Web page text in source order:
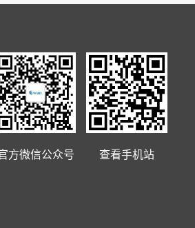
方微信公众号 查看手机站